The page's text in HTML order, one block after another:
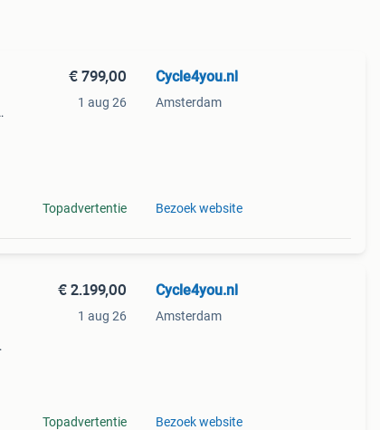
€ 799,00
1 aug 26
Topadvertentie
Cycle4you.nl
Amsterdam
Bezoek website
€ 2.199,00
1 aug 26
Topadvertentie
Cycle4you.nl
Amsterdam
Bezoek website